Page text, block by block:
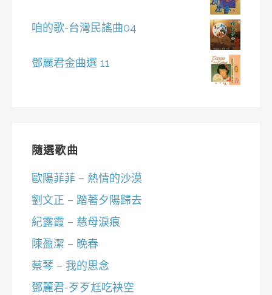
咱的歌-台灣民謠曲04
鄧麗君金曲選 11
隨選歌曲
歐陽菲菲 – 熱情的沙漠
劉文正 – 踏著夕陽歸去
紀露霞 – 慈母淚痕
陳盈潔 – 晚春
蔡琴 – 我的思念
鄧麗君-歹歹尪吃袂空